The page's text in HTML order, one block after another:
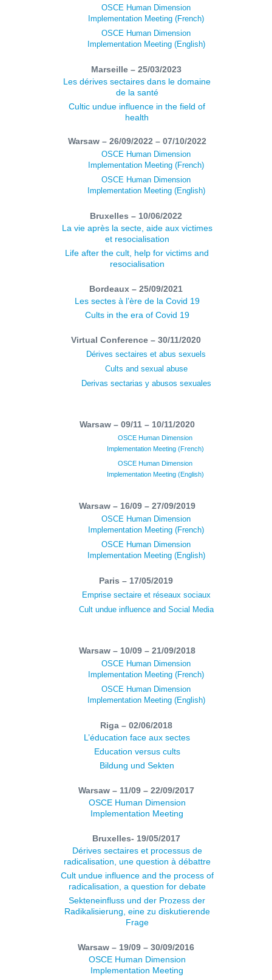
OSCE Human Dimension
Implementation Meeting (French)
OSCE Human Dimension
Implementation Meeting (English)
Marseille – 25/03/2023
Les dérives sectaires dans le domaine
de la santé
Cultic undue influence in the field of
health
Warsaw – 26/09/2022 – 07/10/2022
OSCE Human Dimension
Implementation Meeting (French)
OSCE Human Dimension
Implementation Meeting (English)
Bruxelles – 10/06/2022
La vie après la secte, aide aux victimes
et resocialisation
Life after the cult, help for victims and
resocialisation
Bordeaux – 25/09/2021
Les sectes à l’ère de la Covid 19
Cults in the era of Covid 19
Virtual Conference – 30/11/2020
Dérives sectaires et abus sexuels
Cults and sexual abuse
Derivas sectarias y abusos sexuales
Warsaw – 09/11 – 10/11/2020
OSCE Human Dimension
Implementation Meeting (French)
OSCE Human Dimension
Implementation Meeting (English)
Warsaw – 16/09 – 27/09/2019
OSCE Human Dimension
Implementation Meeting (French)
OSCE Human Dimension
Implementation Meeting (English)
Paris – 17/05/2019
Emprise sectaire et réseaux sociaux
Cult undue influence and Social Media
Warsaw – 10/09 – 21/09/2018
OSCE Human Dimension
Implementation Meeting (French)
OSCE Human Dimension
Implementation Meeting (English)
Riga – 02/06/2018
L’éducation face aux sectes
Education versus cults
Bildung und Sekten
Warsaw – 11/09 – 22/09/2017
OSCE Human Dimension
Implementation Meeting
Bruxelles- 19/05/2017
Dérives sectaires et processus de
radicalisation, une question à débattre
Cult undue influence and the process of
radicalisation, a question for debate
Sekteneinfluss und der Prozess der
Radikalisierung, eine zu diskutierende
Frage
Warsaw – 19/09 – 30/09/2016
OSCE Human Dimension
Implementation Meeting